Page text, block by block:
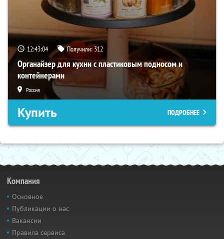
12:43:03 Получили: 312
Органайзер для кухни с пластиковым подносом и
контейнерами
Россия
Купить ПОДРОБНЕЕ
Компания
Основное
Публикации о нас
Вакансии
Правила сервиса